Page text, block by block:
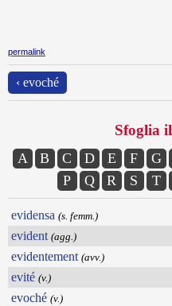
permalink
‹ evoché
Sfoglia
A B C D E F G
P
Q R S T
evidensa (s. femm.)
evident (agg.)
evidentement (avv.)
evité (v.)
evoché (v.)